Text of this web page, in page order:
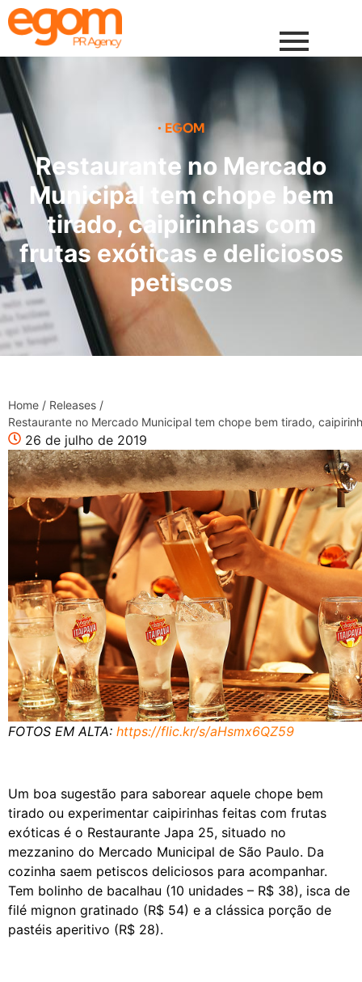
• EGOM
Restaurante no Mercado
Municipal tem chope bem
tirado, caipirinhas com
frutas exóticas e deliciosos
petiscos
Home / Releases /
Restaurante no Mercado Municipal tem chope bem tirado,
26 de julho de 2019
FOTOS EM ALTA: https://flic.kr/s/aHsmx6QZ59
Um boa sugestão para saborear aquele chope bem
tirado ou experimentar caipirinhas feitas com frutas
exóticas é o Restaurante Japa 25, situado no
mezzanino do Mercado Municipal de São Paulo. Da
cozinha saem petiscos deliciosos para acompanhar.
Tem bolinho de bacalhau (10 unidades – R$ 38), isca de
filé mignon gratinado (R$ 54) e a clássica porção de
pastéis aperitivo (R$ 28).